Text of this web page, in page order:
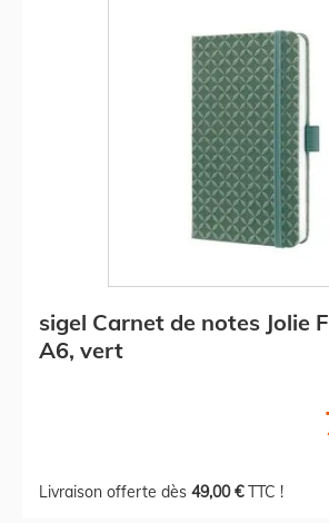
sigel Carnet de notes Jolie
A6, vert
Livraison offerte dès 49,00 €TTC !